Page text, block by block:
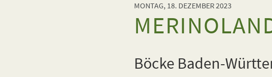
MONTAG, 18. DEZEMBER 2023
Böcke Baden-